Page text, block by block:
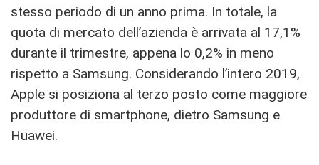
stesso periodo di un anno prima. In totale, la
quota di mercato dell’azienda è arrivata al 17,1%
durante il trimestre, appena lo 0,2% in meno
rispetto a Samsung. Considerando l’intero 2019,
Apple si posiziona al terzo posto come maggiore
produttore di smartphone, dietro Samsung e
Huawei.